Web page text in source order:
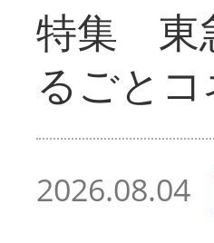
特集 東
るごと
2026.08.04